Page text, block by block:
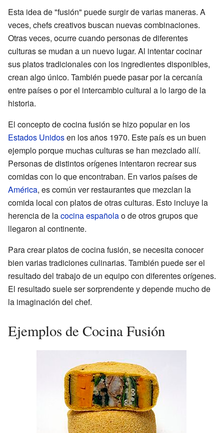
Esta idea de "fusión" puede surgir de varias maneras. A
veces, chefs creativos buscan nuevas combinaciones.
Otras veces, ocurre cuando personas de diferentes
culturas se mudan a un nuevo lugar. Al intentar cocinar
sus platos tradicionales con los ingredientes disponibles,
crean algo único. También puede pasar por la cercanía
entre países o por el intercambio cultural a lo largo de la
historia.
El concepto de cocina fusión se hizo popular en los
Estados Unidosen los años 1970. Este país es un buen
ejemplo porque muchas culturas se han mezclado allí.
Personas de distintos orígenes intentaron recrear sus
comidas con lo que encontraban. En varios países de
América, es común ver restaurantes que mezclan la
comida local con platos de otras culturas. Esto incluye la
herencia de lacocina españolao de otros grupos que
llegaron al continente.
Para crear platos de cocina fusión, se necesita conocer
bien varias tradiciones culinarias. También puede ser el
resultado del trabajo de un equipo con diferentes orígenes.
El resultado suele ser sorprendente y depende mucho de
la imaginación del chef.
Ejemplos de Cocina Fusión